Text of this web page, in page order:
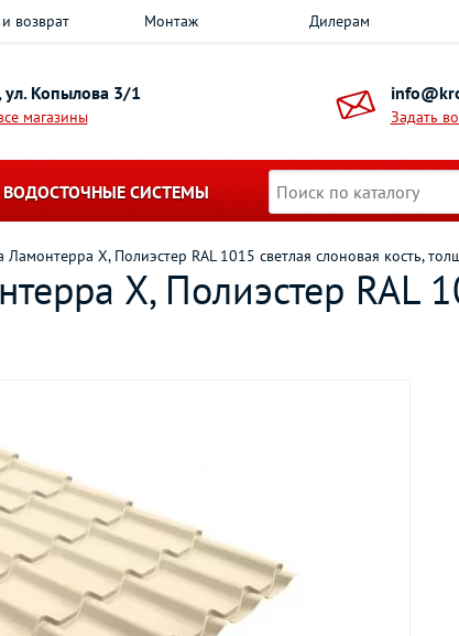
возврат Монтаж Дилерам
ул. Копылова 3/1
магазины Задать
ВОДОСТОЧНЫЕ СИСТЕМЫ
Ламонтерра Х, Полиэстер RAL 1015 светлая слоновая кость,
Х, Полиэстер RAL